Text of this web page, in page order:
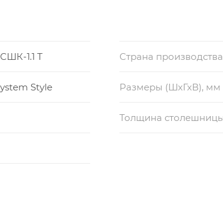
1.1 Т Страна производства
Style Размеры (ШхГхВ), мм
Толщина